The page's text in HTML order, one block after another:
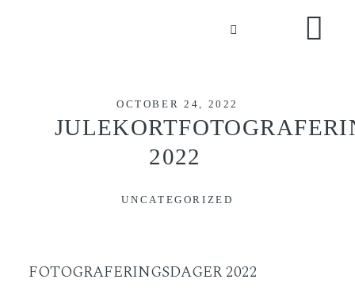
OCTOBER 24, 2022
2022
UNCATEGORIZED
FOTOGRAFERINGSDAGER 2022